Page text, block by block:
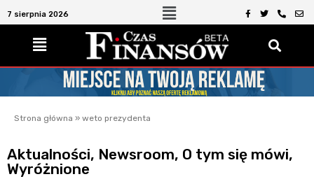
7 sierpnia 2026
Strona główna » weto prezydenta
Aktualności, Newsroom, O tym się mówi,
Wyróżnione